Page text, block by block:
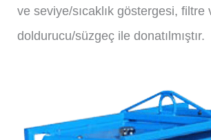
ve seviye/sıcaklık göstergesi, filtre
doldurucu/süzgeç ile donatılmıştır.